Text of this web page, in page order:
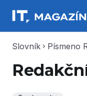
Slovník chevron_right Písmeno